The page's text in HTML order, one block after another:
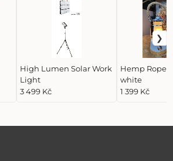
High Lumen Solar Work
Light
3 499 Kč
Hemp Rope
white
1 399 Kč